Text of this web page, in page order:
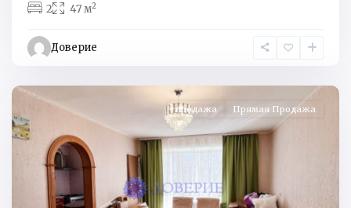
2 47 м2
Доверие
Кингисеппский
р-
н,
продажа Прямая Продажа